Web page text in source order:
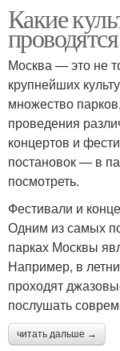
Какие
Москва — это не
крупнейших
множество
проведения
концертов и
постановок — в
посмотреть.
Фестивали и
Одним из самых
парках Москвы
Например, в
проходят
послушать
читать дальше →